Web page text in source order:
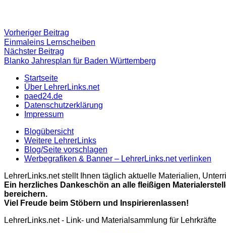
Beitragsnavigation
Vorheriger Beitrag
Beitrag:
Einmaleins Lernscheiben
Nächster Beitrag
Beitrag
Blanko Jahresplan für Baden Württemberg
Startseite
Über LehrerLinks.net
paed24.de
Datenschutzerklärung
Impressum
Blogübersicht
Weitere LehrerLinks
Blog/Seite vorschlagen
Werbegrafiken & Banner – LehrerLinks.net verlinken
LehrerLinks.net stellt Ihnen täglich aktuelle Materialien,
Ein herzliches Dankeschön an alle fleißigen
bereichern.
Viel Freude beim Stöbern und Inspirierenlassen!
LehrerLinks.net - Link- und Materialsammlung für Lehrkräfte